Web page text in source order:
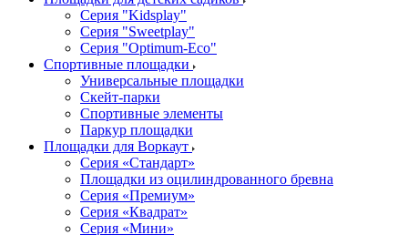
Серия "Kidsplay"
Серия "Sweetplay"
Серия "Оptimum-Еco"
Спортивные площадки
Универсальные площадки
Скейт-парки
Спортивные элементы
Паркур площадки
Площадки для Воркаут
Серия «Стандарт»
Площадки из оцилиндрованного бревна
Серия «Премиум»
Серия «Квадрат»
Серия «Мини»